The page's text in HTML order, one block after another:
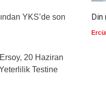
YKS’de son
20 Haziran
Testine
Din